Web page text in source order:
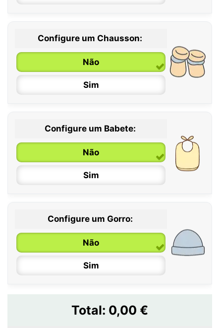
0 / 6 meses
6 / 12 meses
12 / 18 meses
Configure um Chausson:
Não
Sim
Configure um Babete:
Não
Sim
Configure um Gorro:
Não
Sim
Total: 0,00 €